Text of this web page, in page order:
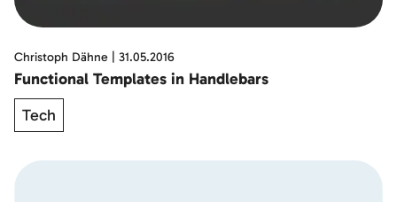
Christoph Dähne 31.05.2016
Functional Templates in Handlebars
Tech